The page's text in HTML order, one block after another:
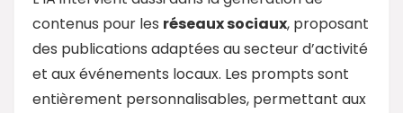
contenus pour les réseaux sociaux, proposant
des publications adaptées au secteur d’activité
et aux événements locaux. Les prompts sont
entièrement personnalisables, permettant aux